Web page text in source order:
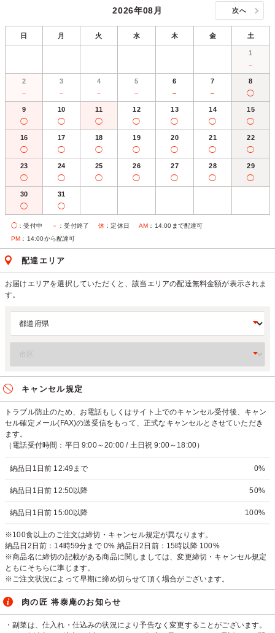
2026年08月 次へ
日 月 火 水 木 金 土
1
－
2
－
3
－
4
－
5
－
6
－
7
－
8
◯
9
◯
10
◯
11
◯
12
◯
13
◯
14
◯
15
◯
16
◯
17
◯
18
◯
19
◯
20
◯
21
◯
22
◯
23
◯
24
◯
25
◯
26
◯
27
◯
28
◯
29
◯
30
◯
31
◯
◯ ：受付中 － ：受付終了 休 ：定休日 AM ：14:00まで配達可
PM ：14:00から配達可
配達エリア
お届けエリアを選択していただくと、該当エリアの配達無料金額が表示されま
す。
キャンセル規定
トラブル防止のため、お電話もしくはサイト上でのキャンセル受付後、キャン
セル確定メール(FAX)の送受信をもって、正式なキャンセルとさせていただき
ます。
（電話受付時間：平日 9:00～20:00 / 土日祝 9:00～18:00）
納品日1日前 12:49まで 0%
納品日1日前 12:50以降 50%
納品日1日前 15:00以降 100%
※100食以上のご注文は締切・キャンセル規定が異なります。
納品日2日前：14時59分まで 0% 納品日2日前：15時以降 100%
※商品名に締切の記載がある商品に関しましては、変更締切・キャンセル規定
ともにそちらに準じます。
※ご注文状況によって早期に締め切らせて頂く場合がございます。
肉の匠 将泰庵のお知らせ
・副菜は、仕入れ・仕込みの状況により予告なく変更することがございます。